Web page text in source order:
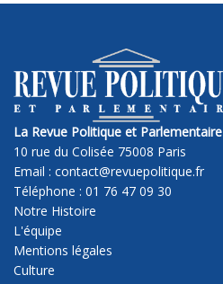
La Revue Politique et Parlementaire
10 rue du Colisée 75008 Paris
Email : contact@revuepolitique.fr
Téléphone : 01 76 47 09 30
Notre Histoire
L'équipe
Mentions légales
Culture